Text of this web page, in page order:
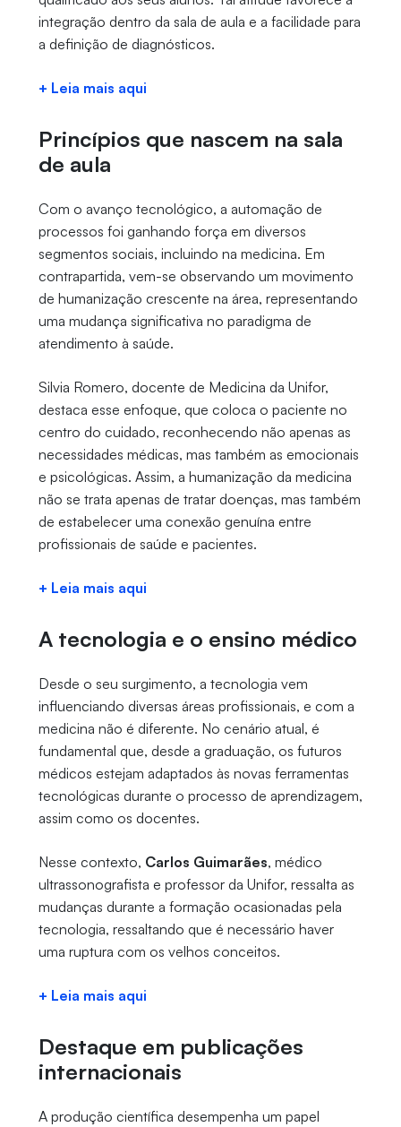
integração dentro da sala de aula e a facilidade para
a definição de diagnósticos.
+ Leia mais aqui
Princípios que nascem na sala
de aula
Com o avanço tecnológico, a automação de
processos foi ganhando força em diversos
segmentos sociais, incluindo na medicina. Em
contrapartida, vem-se observando um movimento
de humanização crescente na área, representando
uma mudança significativa no paradigma de
atendimento à saúde.
Silvia Romero, docente de Medicina da Unifor,
destaca esse enfoque, que coloca o paciente no
centro do cuidado, reconhecendo não apenas as
necessidades médicas, mas também as emocionais
e psicológicas. Assim, a humanização da medicina
não se trata apenas de tratar doenças, mas também
de estabelecer uma conexão genuína entre
profissionais de saúde e pacientes.
+ Leia mais aqui
A tecnologia e o ensino médico
Desde o seu surgimento, a tecnologia vem
influenciando diversas áreas profissionais, e com a
medicina não é diferente. No cenário atual, é
fundamental que, desde a graduação, os futuros
médicos estejam adaptados às novas ferramentas
tecnológicas durante o processo de aprendizagem,
assim como os docentes.
Nesse contexto, Carlos Guimarães, médico
ultrassonografista e professor da Unifor, ressalta as
mudanças durante a formação ocasionadas pela
tecnologia, ressaltando que é necessário haver
uma ruptura com os velhos conceitos.
+ Leia mais aqui
Destaque em publicações
internacionais
A produção científica desempenha um papel